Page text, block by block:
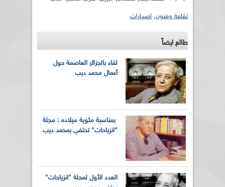
ثقافة وفنون, اصدارات
طالع ايضاً
لقاء بالجزائر العاصمة حول
أعمال محمد ديب
بمناسبة مئوية ميلاده : مجلة
"انزياحات" تحتفي بمحمد ديب
العدد الأول لمجلة "انزياحات"